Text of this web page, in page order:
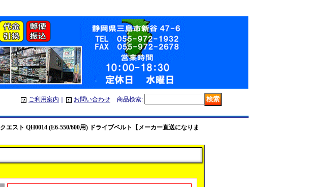
ご利用案内 お問い合わせ 商品検索:
クエスト QH0014 (E6-550/600用) ドライブベルト【メーカー直送になりま